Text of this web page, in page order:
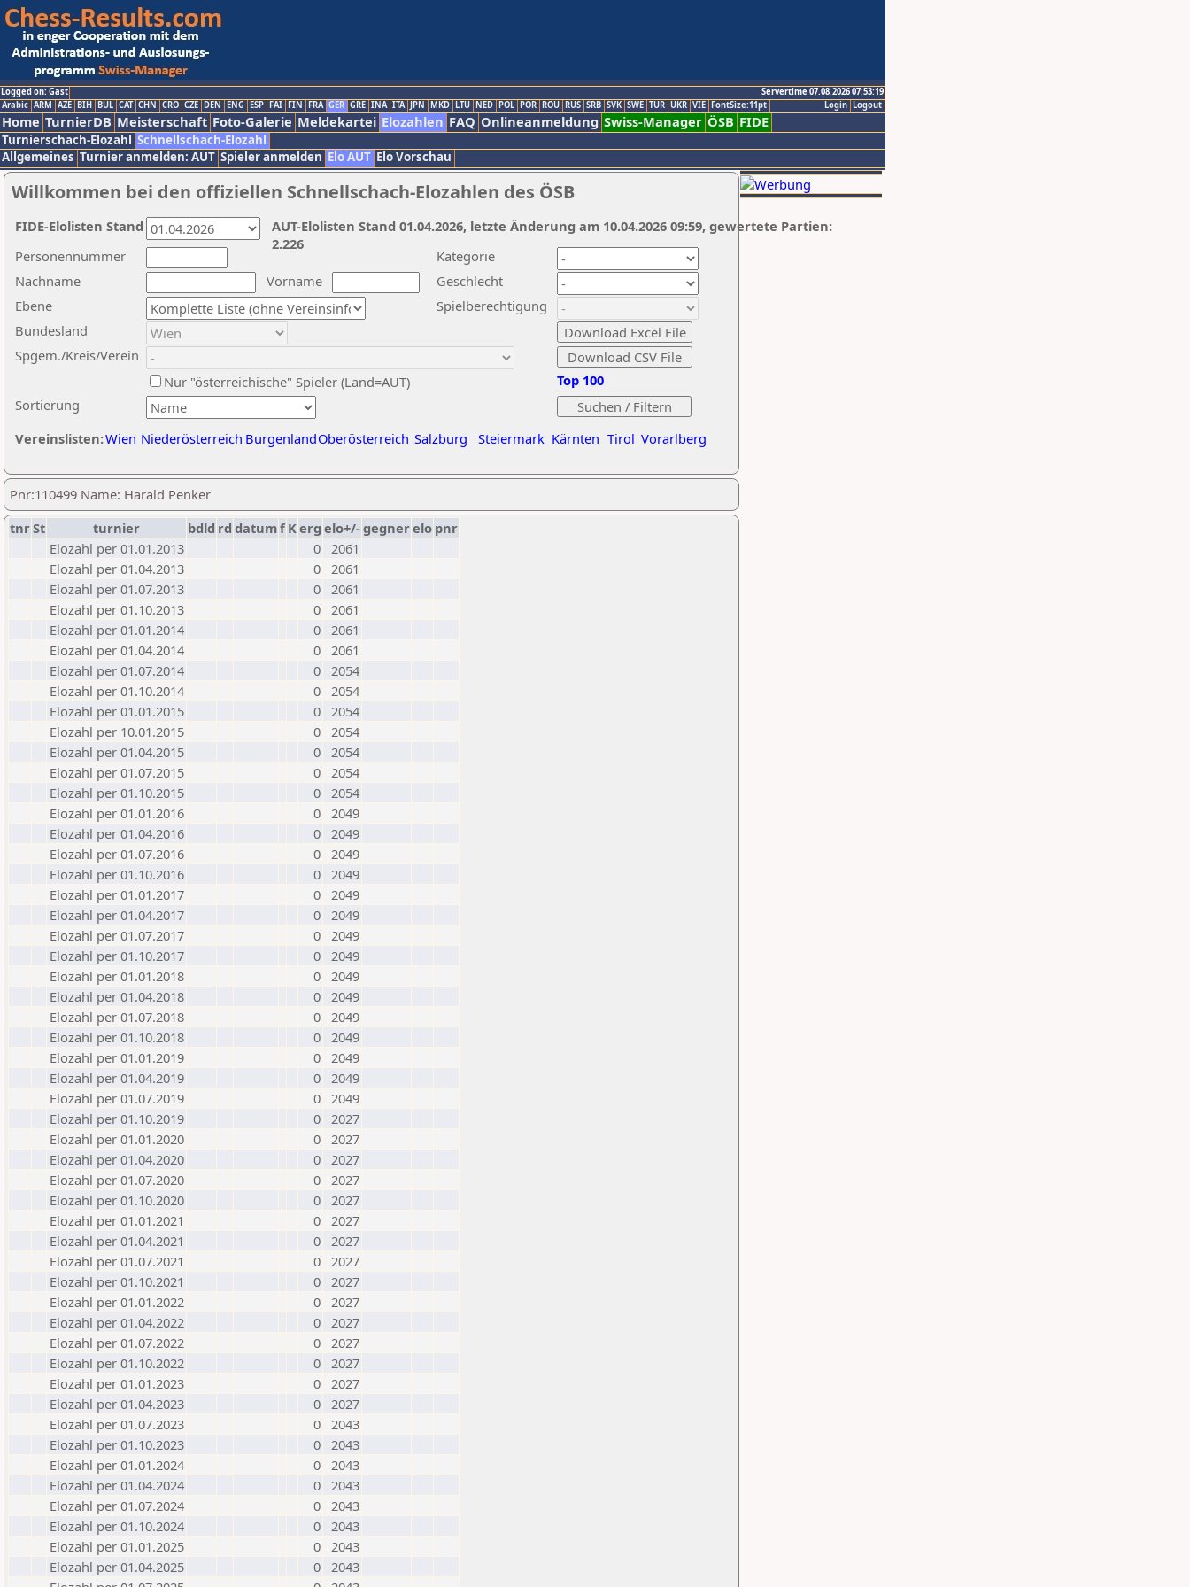
Logged on: Gast
Servertime 07.08.2026 07:53:19
Logout
Login
Arabic ARM AZE BIH BUL CAT CHN CRO CZE DEN ENG ESP FAI FIN FRA GER GRE INA ITA JPN MKD LTU NED POL POR ROU RUS SRB SVK SWE TUR UKR VIE FontSize:11pt
Home TurnierDB Meisterschaft Foto-Galerie Meldekartei Elozahlen FAQ Onlineanmeldung Swiss-Manager ÖSB FIDE
Turnierschach-Elozahl Schnellschach-Elozahl
Allgemeines Turnier anmelden: AUT Spieler anmelden Elo AUT Elo Vorschau
Willkommen bei den offiziellen Schnellschach-Elozahlen des ÖSB
Nachname
Vorname
Ebene
Kategorie
Sortierung
Personennummer
Bundesland
Spgem./Kreis/Verein
Geschlecht
Nur "österreichische" Spieler (Land=AUT)
Spielberechtigung
Vereinslisten:Wien Niederösterreich BurgenlandOberösterreich Salzburg Steiermark Kärnten Tirol Vorarlberg
Top 100
AUT-Elolisten Stand 01.04.2026, letzte Änderung am 10.04.2026 09:59, gewertete Partien:
2.226
FIDE-Elolisten Stand
Pnr:110499 Name: Harald Penker
tnrSt turnier bdld rd datumf Kerg elo+/-gegnerelo pnr
Elozahl per 01.01.2013
0 2061
Elozahl per 01.04.2013
0 2061
Elozahl per 01.07.2013
0 2061
Elozahl per 01.10.2013
0 2061
Elozahl per 01.01.2014
0 2061
Elozahl per 01.04.2014
0 2061
Elozahl per 01.07.2014
0 2054
Elozahl per 01.10.2014
0 2054
Elozahl per 01.01.2015
0 2054
Elozahl per 10.01.2015
0 2054
Elozahl per 01.04.2015
0 2054
Elozahl per 01.07.2015
0 2054
Elozahl per 01.10.2015
0 2054
Elozahl per 01.01.2016
0 2049
Elozahl per 01.04.2016
0 2049
Elozahl per 01.07.2016
0 2049
Elozahl per 01.10.2016
0 2049
Elozahl per 01.01.2017
0 2049
Elozahl per 01.04.2017
0 2049
Elozahl per 01.07.2017
0 2049
Elozahl per 01.10.2017
0 2049
Elozahl per 01.01.2018
0 2049
Elozahl per 01.04.2018
0 2049
Elozahl per 01.07.2018
0 2049
Elozahl per 01.10.2018
0 2049
Elozahl per 01.01.2019
0 2049
Elozahl per 01.04.2019
0 2049
Elozahl per 01.07.2019
0 2049
Elozahl per 01.10.2019
0 2027
Elozahl per 01.01.2020
0 2027
Elozahl per 01.04.2020
0 2027
Elozahl per 01.07.2020
0 2027
Elozahl per 01.10.2020
0 2027
Elozahl per 01.01.2021
0 2027
Elozahl per 01.04.2021
0 2027
Elozahl per 01.07.2021
0 2027
Elozahl per 01.10.2021
0 2027
Elozahl per 01.01.2022
0 2027
Elozahl per 01.04.2022
0 2027
Elozahl per 01.07.2022
0 2027
Elozahl per 01.10.2022
0 2027
Elozahl per 01.01.2023
0 2027
Elozahl per 01.04.2023
0 2027
Elozahl per 01.07.2023
0 2043
Elozahl per 01.10.2023
0 2043
Elozahl per 01.01.2024
0 2043
Elozahl per 01.04.2024
0 2043
Elozahl per 01.07.2024
0 2043
Elozahl per 01.10.2024
0 2043
Elozahl per 01.01.2025
0 2043
Elozahl per 01.04.2025
0 2043